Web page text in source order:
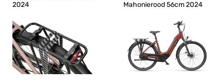
2024
Mahonierood 56cm 2024